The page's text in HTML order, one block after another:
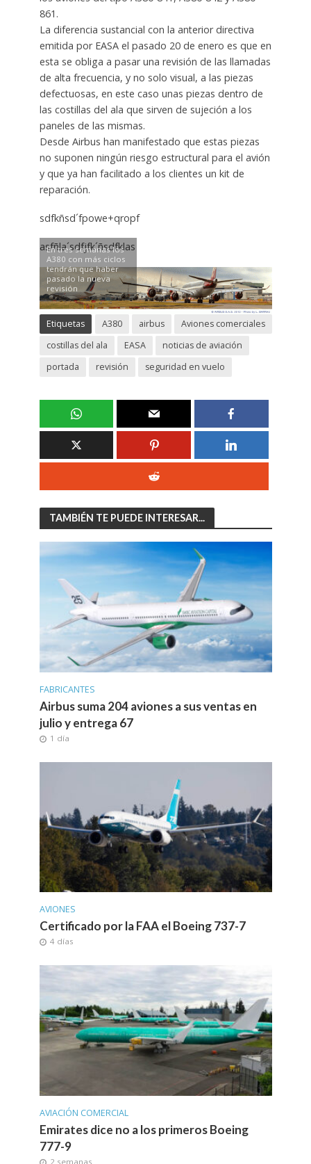
861.
La diferencia sustancial con la anterior directiva
emitida por EASA el pasado 20 de enero es que en
esta se obliga a pasar una revisión de las llamadas
de alta frecuencia, y no solo visual, a las piezas
defectuosas, en este caso unas piezas dentro de
las costillas del ala que sirven de sujeción a los
paneles de las mismas.
Desde Airbus han manifestado que estas piezas
no suponen ningún riesgo estructural para el avión
y que ya han facilitado a los clientes un kit de
reparación.
sdfkñsd´fpowe+qropf
asfñla´sdfjfk´ñsdfklas
En tres semanas los
A380 con más ciclos
tendrán que haber
pasado la nueva
revisión
Etiquetas A380 airbus
Aviones comerciales
costillas del ala
EASA
noticias de aviación
portada
revisión seguridad en vuelo
TAMBIÉN TE PUEDE INTERESAR...
FABRICANTES
Airbus suma 204 aviones a sus ventas en
julio y entrega 67
1 día
AVIONES
Certificado por la FAA el Boeing 737-7
4 días
AVIACIÓN COMERCIAL
Emirates dice no a los primeros Boeing
777-9
2 semanas